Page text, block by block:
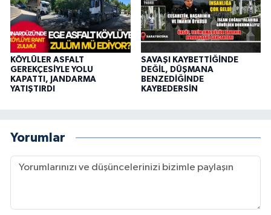
KÖYLÜLER ASFALT
GEREKÇESİYLE YOLU
KAPATTI, JANDARMA
YATIŞTIRDI
SAVAŞI KAYBETTİĞİNDE
DEĞİL, DÜŞMANA
BENZEDİĞİNDE
KAYBEDERSİN
Yorumlar